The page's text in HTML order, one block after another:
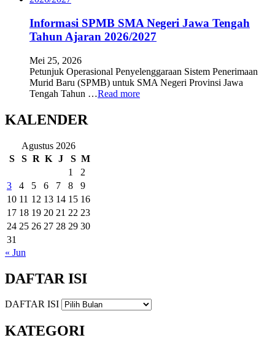
Informasi SPMB SMA Negeri Jawa Tengah
Tahun Ajaran 2026/2027
Mei 25, 2026
Petunjuk Operasional Penyelenggaraan Sistem Penerimaan
Murid Baru (SPMB) untuk SMA Negeri Provinsi Jawa
Tengah Tahun …Read more
KALENDER
Agustus 2026
S
S R K J S M
1
2
3
4 5 6 7 8
9
10 11 12 13 14 15 16
17 18 19 20 21 22 23
24 25 26 27 28 29 30
31
« Jun
DAFTAR ISI
DAFTAR ISI
KATEGORI